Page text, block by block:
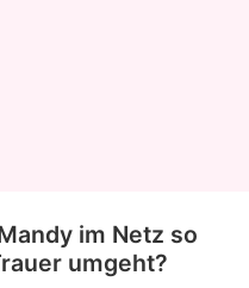
im Netz so
umgeht?